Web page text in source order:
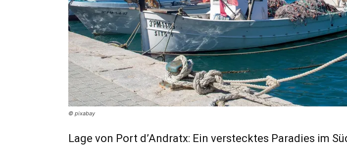
© pixabay
Lage von Port d’Andratx: Ein verstecktes Paradies im